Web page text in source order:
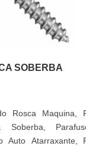
SOBERBA
Rosca Maquina,
Soberba,
Auto Atarraxante,